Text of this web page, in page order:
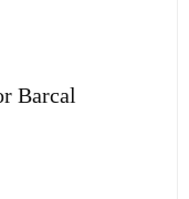
Barcal